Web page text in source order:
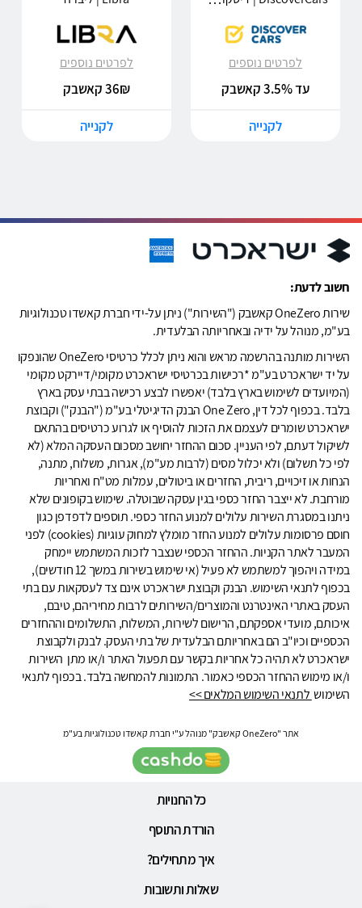
לפרטים נוספים
עד 3.5% קאשבק
לקנייה
לפרטים נוספים
36₪ קאשבק
לקנייה
חשוב לדעת:
שירות OneZero קאשבק ("השירות") ניתן על-ידי חברת קאשדו טכנולוגיות
בע"מ, מנוהל על ידיה ובאחריותה הבלעדית.
השירות מותנה בהרשמה מראש והוא ניתן לכלל כרטיסי OneZero שהונפקו
על יד ישראכרט בע"מ *רכישות בכרטיסי ישראכרט מקומי/דיירקט מקומי
(המיועדים לשימוש בארץ בלבד) יאפשרו לבצע רכישה בבתי עסק בארץ
בלבד. בכפוף לכל דין, One Zero הבנק הדיגיטלי בע"מ ("הבנק") וקבוצת
ישראכרט שומרים לעצמם את הזכות להוסיף או לגרוע כרטיסים בהתאם
לשיקול דעתם, לפי העניין. סכום ההחזר יחושב מסכום העסקה המלא (לא
לפי כל תשלום) ולא יכלול מסים (לרבות מע"מ), אגרות, משלוח, מתנה,
הנחות או זיכויים, ריבית, החזרים או ביטולים, עמלות מט"ח ואחריות
מורחבת. לא ייצבר החזר כספי בגין עסקה שבוטלה. שימוש בקופונים שלא
ניתנו במסגרת השירות עלולים למנוע החזר כספי. תוספים לדפדפן כגון
חוסם פרסומות עלולים למנוע החזר מומלץ למחוק עוגיות (cookies) לפני
המעבר לאתר הקניות. ההחזר הכספי שנצבר לזכות המשתמש יימחק
במידה ויהפוך למשתמש לא פעיל (אי שימוש בשירות במשך 12 חודשים),
בכפוף לתנאי השימוש. הבנק וקבוצת ישראכרט אינם צד לעסקאות עם בתי
העסק באתרי האינטרנט והמוצרים/השירותים לרבות מחיריהם, טיבם,
איכותם, מועדי אספקתם, הרישום לשירות, המשלוח, התשלומים וההחזרים
הכספיים וכיו"ב הם באחריותם הבלעדית של בתי העסק. לבנק ולקבוצת
ישראכרט לא תהיה כל אחריות בקשר עם תפעול האתר ו/או מתן השירות
ו/או מימוש ההחזר הכספי כאמור. התמונות להמחשה בלבד. בכפוף לתנאי
השימוש לתנאי השימוש המלאים >>
אתר "OneZero קאשבק" מנוהל ע"י חברת קאשדו טכנולוגיות בע"מ
כל החנויות
הורדת התוסף
איך מתחילים?
שאלות ותשובות